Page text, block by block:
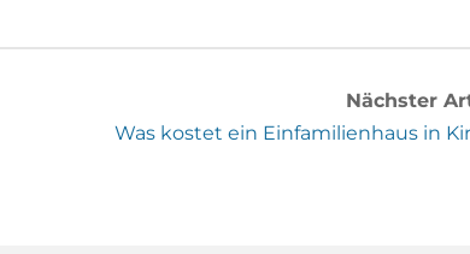
Nächster
Was kostet ein Einfamilienhaus in